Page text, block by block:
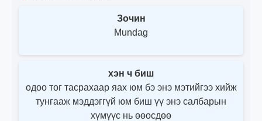
Зочин
Mundag
хэн ч биш
одоо тог тасрахаар яах юм бэ энэ мэтийгээ хийж
тунгааж мэддэггүй юм биш үү энэ салбарын
хүмүүс нь өөосдөө